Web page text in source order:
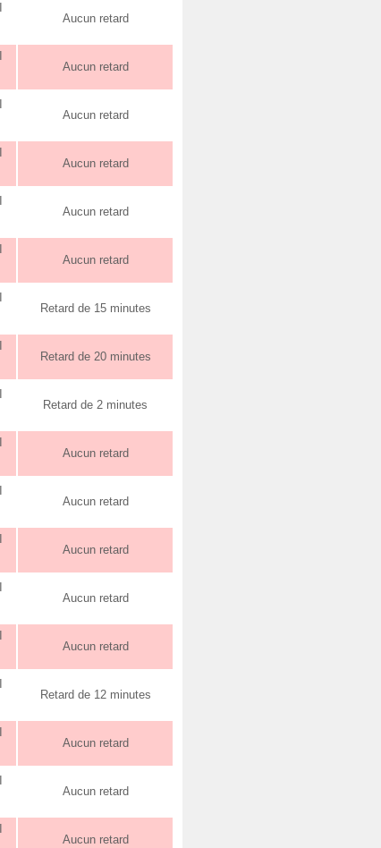
Aucun retard
Aucun retard
Aucun retard
Aucun retard
Aucun retard
Aucun retard
Retard de 15 minutes
Retard de 20 minutes
Retard de 2 minutes
Aucun retard
Aucun retard
Aucun retard
Aucun retard
Aucun retard
Retard de 12 minutes
Aucun retard
Aucun retard
Aucun retard